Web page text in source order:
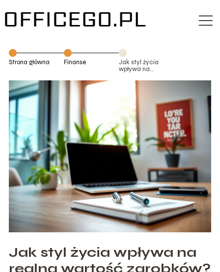
Strona główna Finanse
Jak styl życia
wpływa na
zarobków?
Jak styl życia wpływa na
realną wartość zarobków?